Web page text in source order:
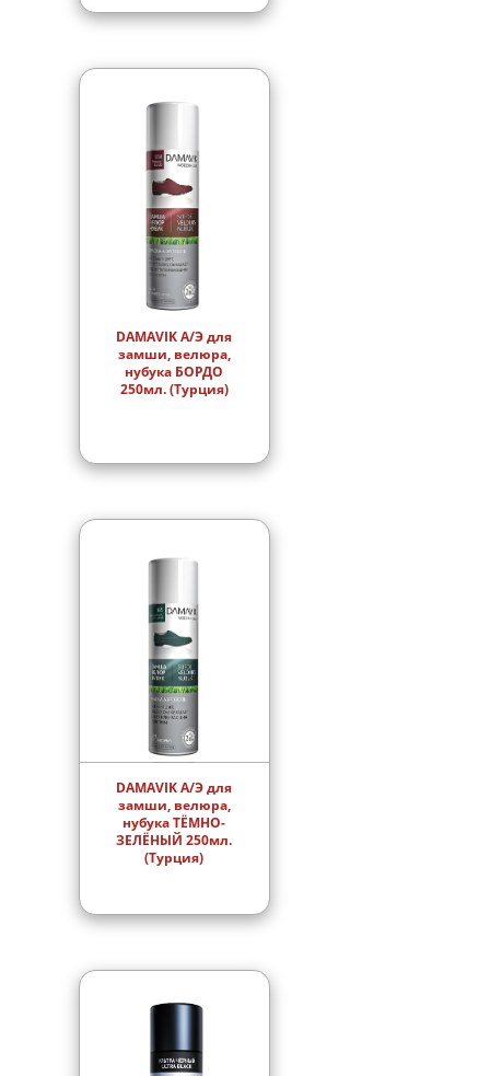
DAMAVIK А/Э для
замши, велюра,
нубука БОРДО
250мл. (Турция)
DAMAVIK А/Э для
замши, велюра,
нубука ТЁМНО-
ЗЕЛЁНЫЙ 250мл.
(Турция)